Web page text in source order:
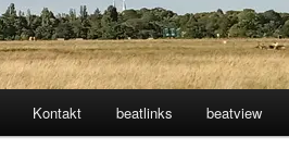
Kontakt beatlinks beatview